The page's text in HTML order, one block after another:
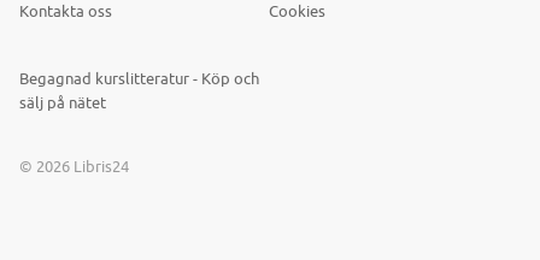
Kontakta oss
Cookies
Begagnad kurslitteratur - Köp och
sälj på nätet
© 2026 Libris24